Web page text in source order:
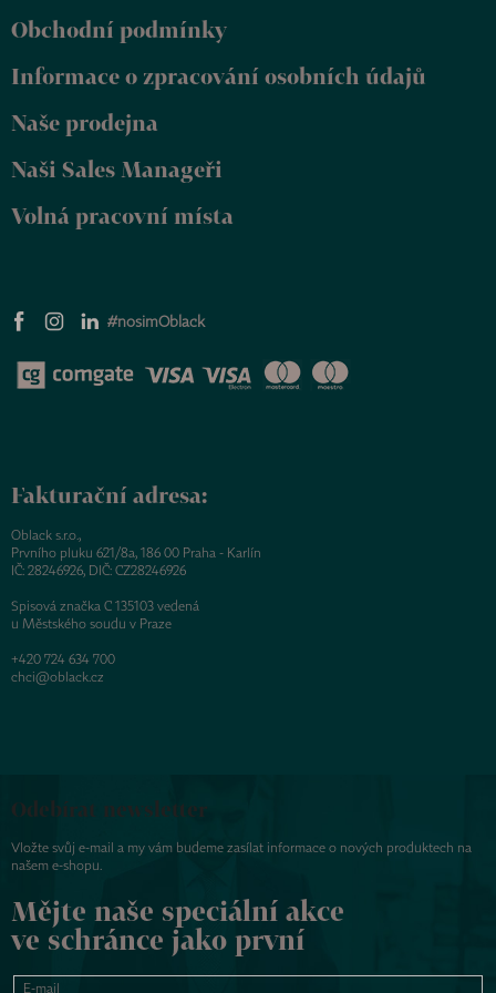
v
Obchodní podmínky
Informace o zpracování osobních údajů
Naše prodejna
Naši Sales Manageři
Volná pracovní místa
#nosimOblack
Fakturační adresa:
Oblack s.r.o.,
Prvního pluku 621/8a, 186 00 Praha - Karlín
IČ: 28246926, DIČ: CZ28246926
Spisová značka C 135103 vedená
u Městského soudu v Praze
+420 724 634 700
chci@oblack.cz
Odebírat newsletter
Vložte svůj e-mail a my vám budeme zasílat informace o nových produktech na
našem e-shopu.
Mějte naše speciální akce
ve schránce jako první
E-mail